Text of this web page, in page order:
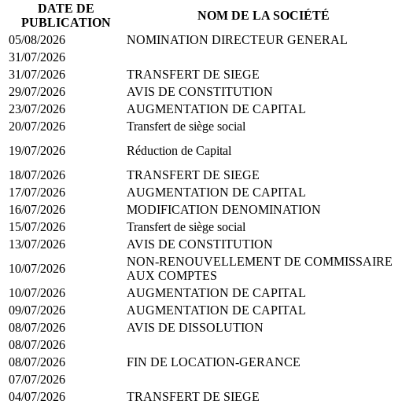
DATE DE
PUBLICATION
NOM DE LA SOCIÉTÉ
05/08/2026
NOMINATION DIRECTEUR GENERAL
31/07/2026
31/07/2026
TRANSFERT DE SIEGE
29/07/2026
AVIS DE CONSTITUTION
23/07/2026
AUGMENTATION DE CAPITAL
20/07/2026
Transfert de siège social
19/07/2026
Réduction de Capital
18/07/2026
TRANSFERT DE SIEGE
17/07/2026
AUGMENTATION DE CAPITAL
16/07/2026
MODIFICATION DENOMINATION
15/07/2026
Transfert de siège social
13/07/2026
AVIS DE CONSTITUTION
10/07/2026
NON-RENOUVELLEMENT DE COMMISSAIRE
AUX COMPTES
10/07/2026
AUGMENTATION DE CAPITAL
09/07/2026
AUGMENTATION DE CAPITAL
08/07/2026
AVIS DE DISSOLUTION
08/07/2026
08/07/2026
FIN DE LOCATION-GERANCE
07/07/2026
04/07/2026
TRANSFERT DE SIEGE